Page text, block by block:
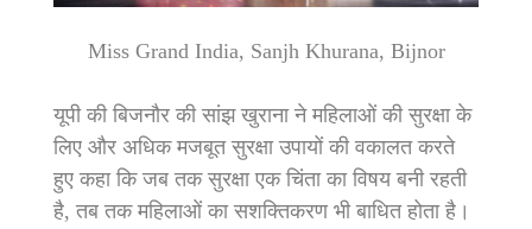
Miss Grand India, Sanjh Khurana, Bijnor
यूपी की बिजनौर की सांझ खुराना ने महिलाओं की सुरक्षा के
लिए और अधिक मजबूत सुरक्षा उपायों की वकालत करते
हुए कहा कि जब तक सुरक्षा एक चिंता का विषय बनी रहती
है, तब तक महिलाओं का सशक्तिकरण भी बाधित होता है।